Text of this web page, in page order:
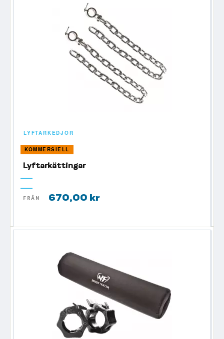
LYFTARKEDJOR
KOMMERSIELL
Lyftarkättingar
FRÅN 670,00 kr